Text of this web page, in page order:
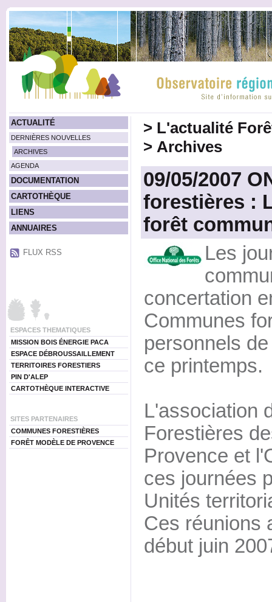
ACTUALITÉ
DERNIÈRES NOUVELLES
ARCHIVES
AGENDA
DOCUMENTATION
CARTOTHÈQUE
LIENS
ANNUAIRES
FLUX RSS
ESPACES THEMATIQUES
MISSION BOIS ÉNERGIE PACA
ESPACE DÉBROUSSAILLEMENT
TERRITOIRES FORESTIERS
PIN D'ALEP
CARTOTHÈQUE INTERACTIVE
SITES PARTENAIRES
COMMUNES FORESTIÈRES
FORÊT MODÈLE DE PROVENCE
> L'actualité
> Archives
09/05/2007
forestières :
forêt
Les
concertation
Communes
personnels
ce printemps.
L'association
Forestières
Provence et
ces journées
Unités
Ces réunions
début juin